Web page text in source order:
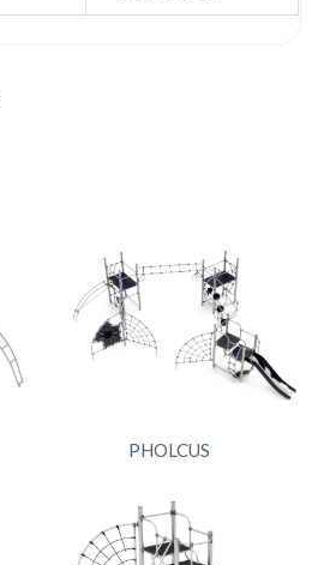
PHOLCUS